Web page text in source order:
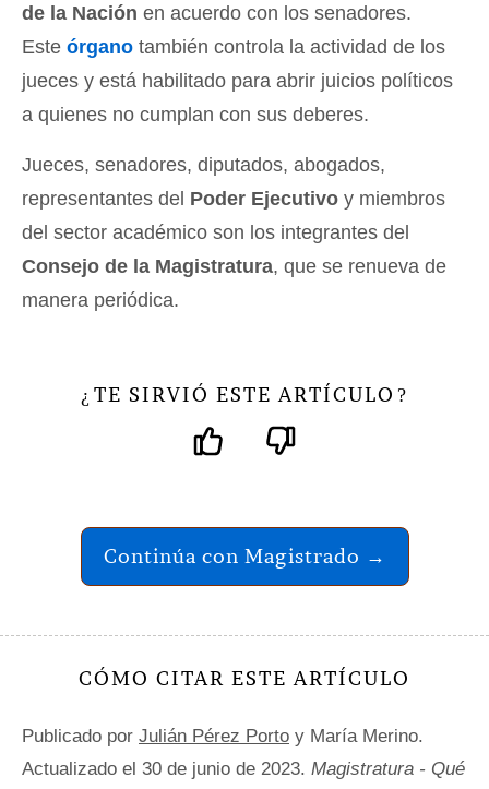
de la Nación en acuerdo con los senadores.
Este órgano también controla la actividad de los
jueces y está habilitado para abrir juicios políticos
a quienes no cumplan con sus deberes.
Jueces, senadores, diputados, abogados,
representantes del Poder Ejecutivo y miembros
del sector académico son los integrantes del
Consejo de la Magistratura, que se renueva de
manera periódica.
¿ TE SIRVIÓ ESTE ARTÍCULO ?
Continúa con Magistrado →
CÓMO CITAR ESTE ARTÍCULO
Publicado por Julián Pérez Porto y María Merino.
Actualizado el 30 de junio de 2023. Magistratura - Qué